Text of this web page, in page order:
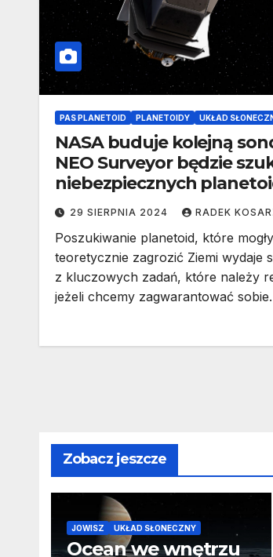
PAS PLANETOID PLANETOIDY UKŁAD
NASA buduje kolejną
NEO Surveyor będzie
niebezpiecznych
29 SIERPNIA 2024 RADEK
Poszukiwanie planetoid, które
teoretycznie zagrozić Ziemi wydaje
z kluczowych zadań, które należy
jeżeli chcemy zagwarantować
Zobacz jeszcze
JOWISZ UKŁAD SŁONECZNY
Ocean we wnętrzu